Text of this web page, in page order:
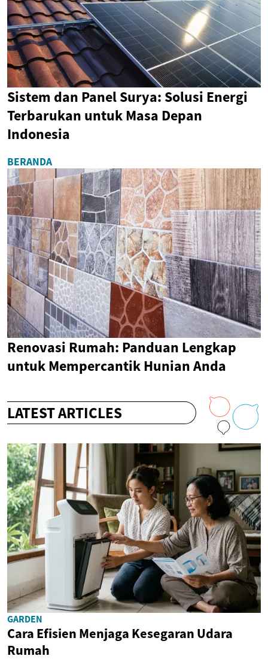
Sistem dan Panel Surya: Solusi Energi
Terbarukan untuk Masa Depan
Indonesia
BERANDA
Renovasi Rumah: Panduan Lengkap
untuk Mempercantik Hunian Anda
LATEST ARTICLES
GARDEN
Cara Efisien Menjaga Kesegaran Udara
Rumah